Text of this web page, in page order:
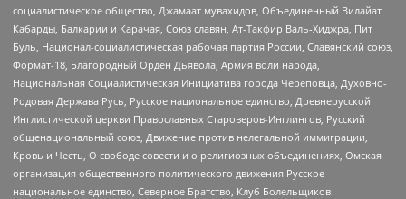
социалистическое общество, Джамаат мувахидов, Объединенный Вилайат
Кабарды, Балкарии и Карачая, Союз славян, Ат-Такфир Валь-Хиджра, Пит
Буль, Национал-социалистическая рабочая партия России, Славянский союз,
Формат-18, Благородный Орден Дьявола, Армия воли народа,
Национальная Социалистическая Инициатива города Череповца, Духовно-
Родовая Держава Русь, Русское национальное единство, Древнерусской
Инглистической церкви Православных Староверов-Инглингов, Русский
общенациональный союз, Движение против нелегальной иммиграции,
Кровь и Честь, О свободе совести и о религиозных объединениях, Омская
организация общественного политического движения Русское
национальное единство, Северное Братство, Клуб Болельщиков